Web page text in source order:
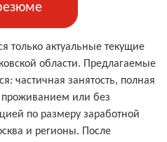
только актуальные текущие
области. Предлагаемые
частичная занятость, полная
проживанием или без
по размеру заработной
и регионы. После